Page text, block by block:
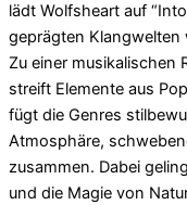
lädt Wolfsheart auf
geprägten Klangwelten
Zu einer musikalischen
streift Elemente aus
fügt die Genres
Atmosphäre,
zusammen. Dabei
und die Magie von